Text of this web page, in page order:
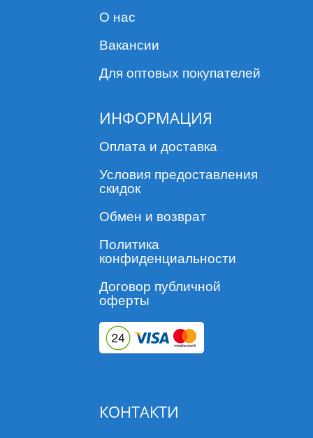
О нас
Вакансии
Для оптовых покупателей
ИНФОРМАЦИЯ
Оплата и доставка
Условия предоставления
скидок
Обмен и возврат
Политика
конфиденциальности
Договор публичной
оферты
КОНТАКТИ